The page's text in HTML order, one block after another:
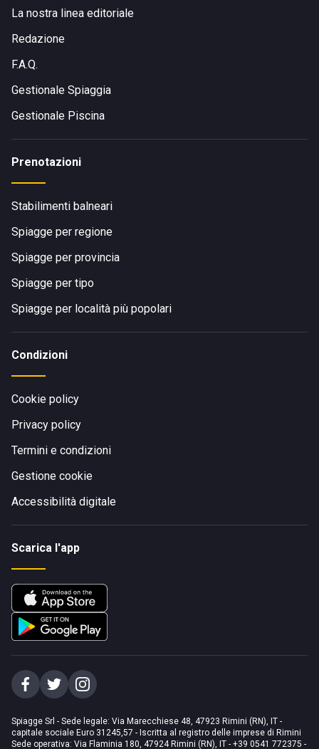
La nostra linea editoriale
Redazione
F.A.Q.
Gestionale Spiaggia
Gestionale Piscina
Prenotazioni
Stabilimenti balneari
Spiagge per regione
Spiagge per provincia
Spiagge per tipo
Spiagge per località più popolari
Condizioni
Cookie policy
Privacy policy
Termini e condizioni
Gestione cookie
Accessibilità digitale
Scarica l'app
Spiagge Srl - Sede legale: Via Marecchiese 48, 47923 Rimini (RN), IT -
capitale sociale Euro 31245,57 - Iscritta al registro delle imprese di Rimini
Sede operativa: Via Flaminia 180, 47924 Rimini (RN), IT - +39 0541 772375 -